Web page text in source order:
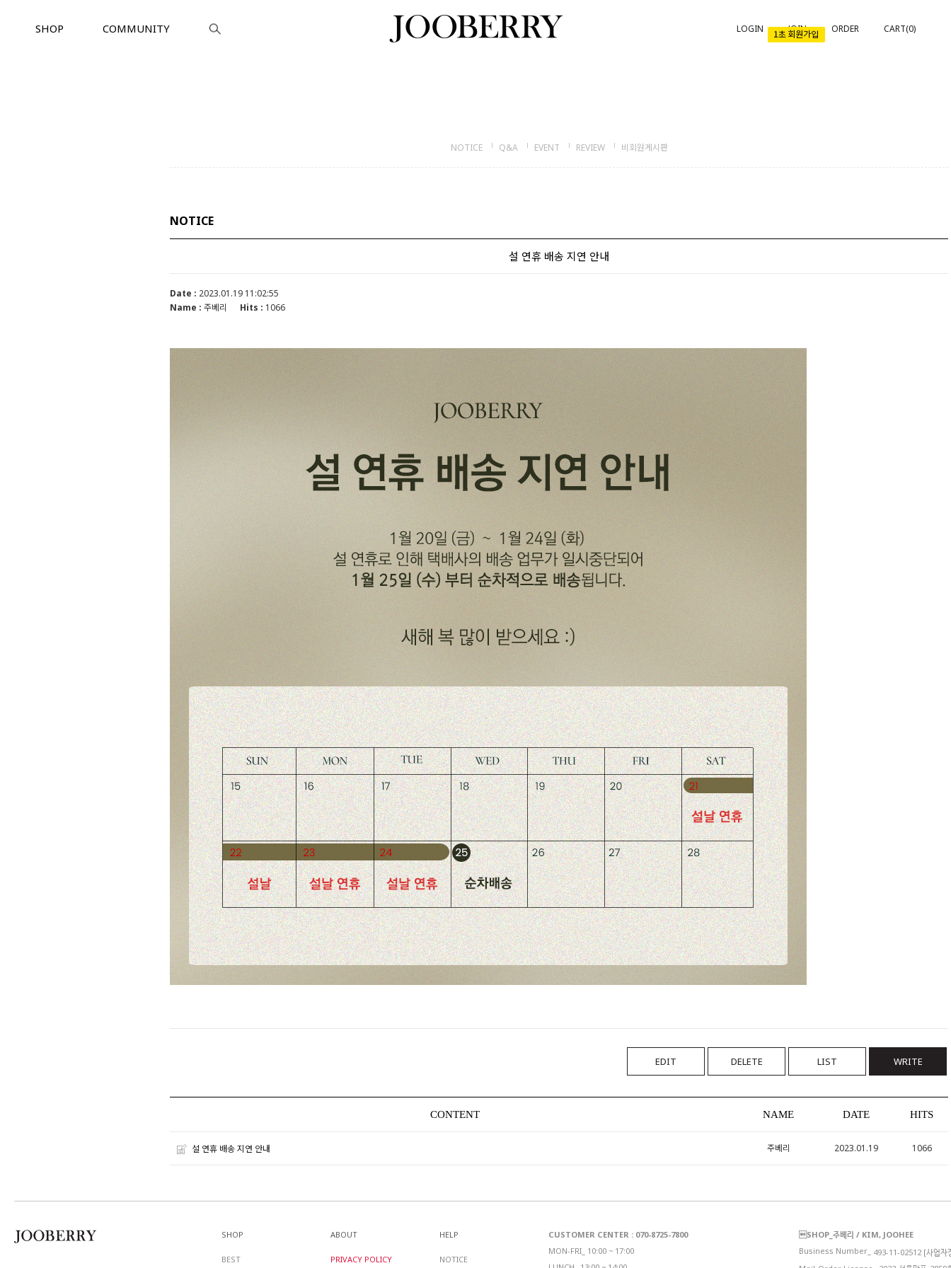
SHOP COMMUNITY LOGIN JOIN ORDER CART(0)
NOTICE Q&A EVENT REVIEW 비회원게시판
NOTICE
설 연휴 배송 지연 안내
Date : 2023.01.19 11:02:55
Name : 주베리 Hits : 1066
EDIT DELETE LIST WRITE
CONTENT NAME DATE HITS
설 연휴 배송 지연 안내 주베리 2023.01.19 1066
SHOP
BEST
ABOUT
PRIVACY POLICY
HELP
NOTICE
CUSTOMER CENTER : 070-8725-7800
MON-FRI_ 10:00 ~ 17:00
SHOP_주베리 / KIM, JOOHEE
Business Number_ 493-11-02512 [사업자